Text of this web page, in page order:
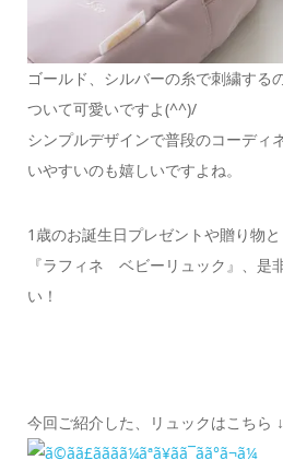
ゴールド、シルバーの糸で刺繍する
ついて可愛いですよ(^^)/
シンプルデザインで普段のコーディ
いやすいのも嬉しいですよね。
1歳のお誕生日プレゼントや贈り物
『ラフィネ ベビーリュック』、是
い！
今回ご紹介した、リュックはこちら